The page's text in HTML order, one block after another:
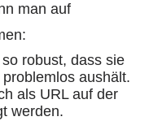
man auf
robust, dass sie
aushält.
als URL auf der
werden.